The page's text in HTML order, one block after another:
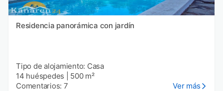
Residencia panorámica con jardín
Tipo de alojamiento: Casa
14 huéspedes
500 m²
Comentarios: 7
Ver más